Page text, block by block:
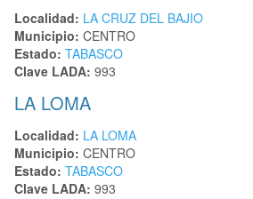
Localidad: LA CRUZ DEL BAJIO
Municipio: CENTRO
Estado: TABASCO
Clave LADA: 993
LA LOMA
Localidad: LA LOMA
Municipio: CENTRO
Estado: TABASCO
Clave LADA: 993